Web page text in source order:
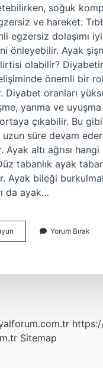
soğuk
ve hareket:
egzersiz dolaşımı
önleyebilir. Ayak
olabilir?
önemli bir rol
Diyabet oranları
yanma ve
çıkabilir. Bu
süre devam
Ayak altı ağrısı hangi
tabanlık ayak
Ayak bileği
da ayak…
Altı
Ve
Yorum Bırak
Sitemap